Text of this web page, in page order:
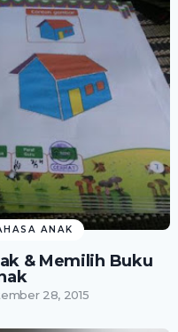
ANAK
& Memilih Buku
28, 2015